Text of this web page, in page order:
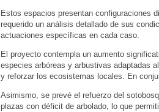
Estos espacios presentan configuraciones
requerido un análisis detallado de sus
actuaciones específicas en cada caso.
El proyecto contempla un aumento
especies arbóreas y arbustivas adaptadas
y reforzar los ecosistemas locales. En
Asimismo, se prevé el refuerzo del
plazas con déficit de arbolado, lo que